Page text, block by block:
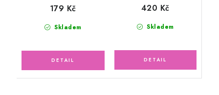
Skladem
179 Kč
Skladem
420 Kč